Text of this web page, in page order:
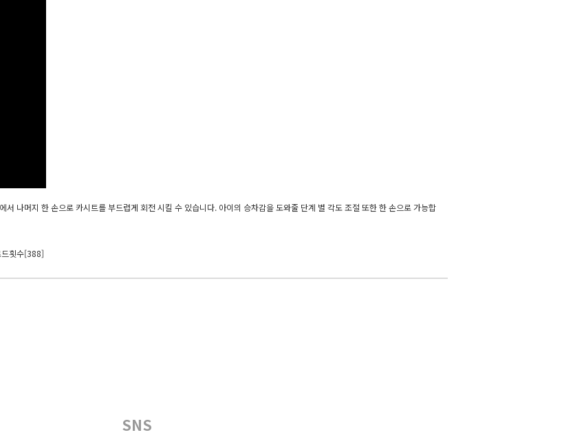
나머지 한 손으로 카시트를 부드럽게 회전 시킬 수 있습니다. 아이의 승차감을 도와줄 단계 별 각도 조절 또한 한 손으로 가능합
드횟수[388]
SNS